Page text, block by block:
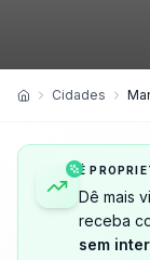
Cidades
É
Dê mais
receba
sem